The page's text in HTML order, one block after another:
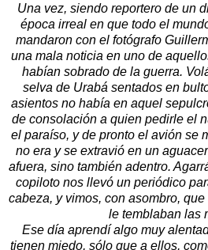
Una vez, siendo reportero de un
época irreal en que todo el
mandaron con el fotógrafo
una mala noticia en uno de
habían sobrado de la guerra.
selva de Urabá sentados en
asientos no había en aquel
de consolación a quien pedirle el
el paraíso, y de pronto el avión se
no era y se extravió en un
afuera, sino también adentro.
copiloto nos llevó un periódico
cabeza, y vimos, con asombro,
le temblaban las
Ese día aprendí algo muy
tienen miedo, sólo que a ellos,